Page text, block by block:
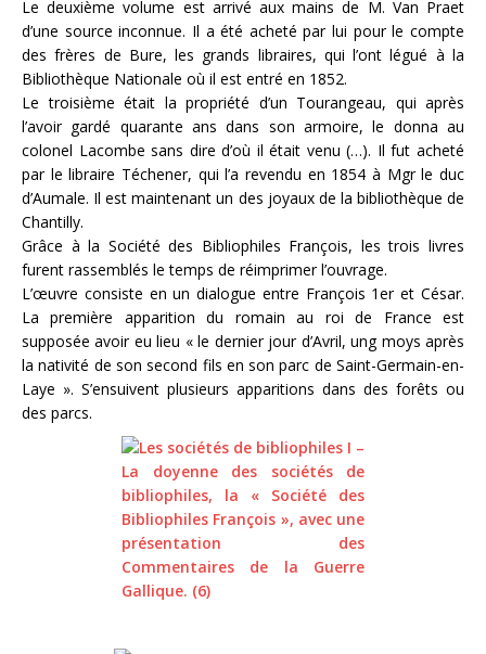
Le deuxième volume est arrivé aux mains de M. Van Praet
d’une source inconnue. Il a été acheté par lui pour le compte
des frères de Bure, les grands libraires, qui l’ont légué à la
Bibliothèque Nationale où il est entré en 1852.
Le troisième était la propriété d’un Tourangeau, qui après
l’avoir gardé quarante ans dans son armoire, le donna au
colonel Lacombe sans dire d’où il était venu (…). Il fut acheté
par le libraire Téchener, qui l’a revendu en 1854 à Mgr le duc
d’Aumale. Il est maintenant un des joyaux de la bibliothèque de
Chantilly.
Grâce à la Société des Bibliophiles François, les trois livres
furent rassemblés le temps de réimprimer l’ouvrage.
L’œuvre consiste en un dialogue entre François 1er et César.
La première apparition du romain au roi de France est
supposée avoir eu lieu « le dernier jour d’Avril, ung moys après
la nativité de son second fils en son parc de Saint-Germain-en-
Laye ». S’ensuivent plusieurs apparitions dans des forêts ou
des parcs.